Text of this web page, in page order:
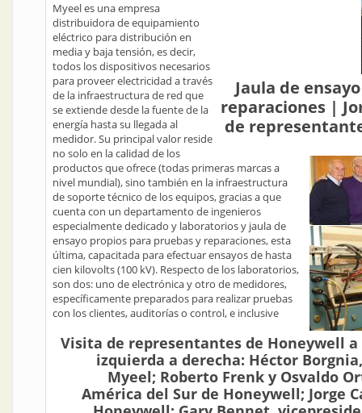
Jaula de
reparaciones |
de
Visita de representantes de Honeywell
izquierda a derecha: Héctor
Myeel; Roberto Frenk y Osvaldo
América del Sur de Honeywell; Jorge
Myeel es una empresa
distribuidora de equipamiento
eléctrico para distribución en
media y baja tensión, es decir,
todos los dispositivos necesarios
para proveer electricidad a través
de la infraestructura de red que
se extiende desde la fuente de la
energía hasta su llegada al
medidor. Su principal valor reside
no solo en la calidad de los
productos que ofrece (todas primeras marcas a
nivel mundial), sino también en la infraestructura
de soporte técnico de los equipos, gracias a que
cuenta con un departamento de ingenieros
especialmente dedicado y laboratorios y jaula de
ensayo propios para pruebas y reparaciones, esta
última, capacitada para efectuar ensayos de hasta
cien kilovolts (100 kV). Respecto de los laboratorios,
son dos: uno de electrónica y otro de medidores,
específicamente preparados para realizar pruebas
con los clientes, auditorías o control, e inclusive